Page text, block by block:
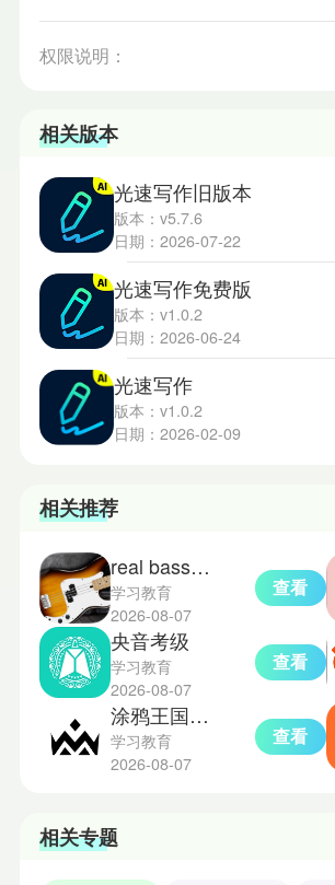
权限说明：
相关版本
光速写作旧版本
版本：v5.7.6
日期：2026-07-22
光速写作免费版
版本：v1.0.2
日期：2026-06-24
光速写作
版本：v1.0.2
日期：2026-02-09
相关推荐
real bass电贝司吉他
学习教育
2026-08-07
查看
央音考级
学习教育
2026-08-07
查看
涂鸦王国绘画平台
学习教育
2026-08-07
查看
相关专题